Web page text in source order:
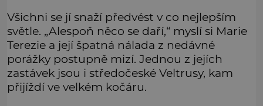
Všichni se jí snaží předvést v co nejlepším
světle. „Alespoň něco se daří,“ myslí si Marie
Terezie a její špatná nálada z nedávné
porážky postupně mizí. Jednou z jejích
zastávek jsou i středočeské Veltrusy, kam
přijíždí ve velkém kočáru.